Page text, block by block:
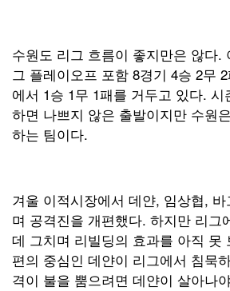
수원도 리그 흐름이 좋지만은 않다.
그 플레이오프 포함 8경기 4승 2무
에서 1승 1무 1패를 거두고 있다.
하면 나쁘지 않은 출발이지만 수원
하는 팀이다.
겨울 이적시장에서 데얀, 임상협,
며 공격진을 개편했다. 하지만 리그
데 그치며 리빌딩의 효과를 아직 못
편의 중심인 데얀이 리그에서 침묵
격이 불을 뿜으려면 데얀이 살아나